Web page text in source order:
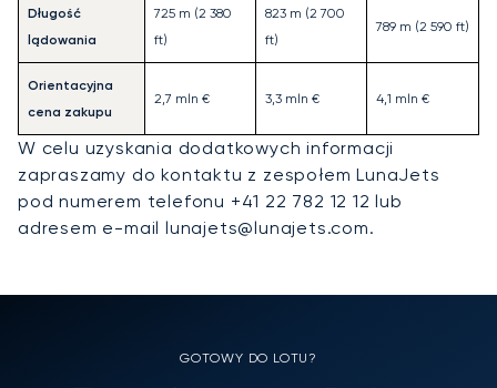
Długość
lądowania
725 m (2 380
ft)
823 m (2 700
ft)
789 m (2 590 ft)
Orientacyjna
cena zakupu
2,7 mln € 3,3 mln € 4,1 mln €
W celu uzyskania dodatkowych informacji
zapraszamy do kontaktu z zespołem LunaJets
pod numerem telefonu +41 22 782 12 12 lub
adresem e-mail lunajets@lunajets.com.
GOTOWY DO LOTU?